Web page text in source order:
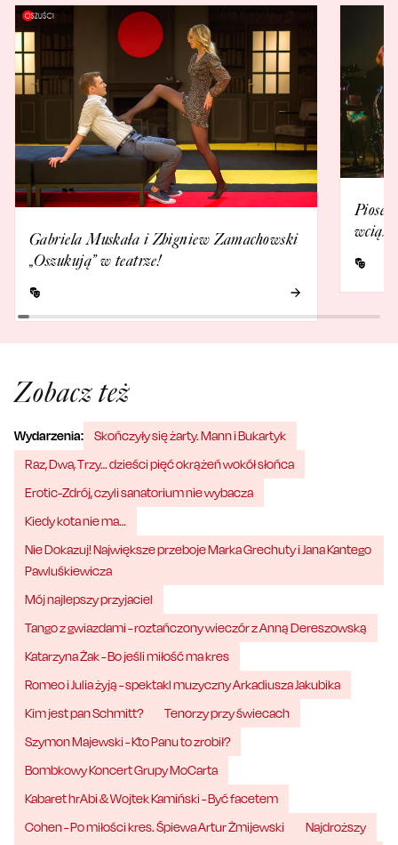
Gabriela Muskała i Zbigniew Zamachowski
„Oszukują” w teatrze!
wciąż
Zobacz też
Wydarzenia:
Skończyły się żarty. Mann i Bukartyk
Raz, Dwa, Trzy… dzieści pięć okrążeń wokół słońca
Erotic-Zdrój, czyli sanatorium nie wybacza
Kiedy kota nie ma…
Nie Dokazuj! Największe przeboje Marka Grechuty i Jana Kantego
Pawluśkiewicza
Mój najlepszy przyjaciel
Tango z gwiazdami - roztańczony wieczór z Anną Dereszowską
Katarzyna Żak - Bo jeśli miłość ma kres
Romeo i Julia żyją - spektakl muzyczny Arkadiusza Jakubika
Kim jest pan Schmitt?
Tenorzy przy świecach
Szymon Majewski - Kto Panu to zrobił?
Bombkowy Koncert Grupy MoCarta
Kabaret hrAbi & Wojtek Kamiński - Być facetem
Cohen - Po miłości kres. Śpiewa Artur Żmijewski
Najdroższy